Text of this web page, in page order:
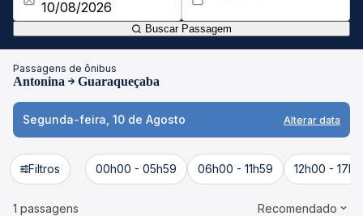
Buscar Passagem
Passagens de ônibus
Antonina Guaraqueçaba
Segunda-feira, 10 de Agosto Alterar data
Filtros 00h00 - 05h59 06h00 - 11h59 12h00 -
1 passagens Recomendado